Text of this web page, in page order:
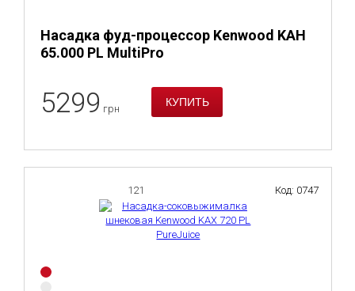
Насадка фуд-процессор Kenwood KAH
65.000 PL MultiPro
5299 грн
121 Код: 0747